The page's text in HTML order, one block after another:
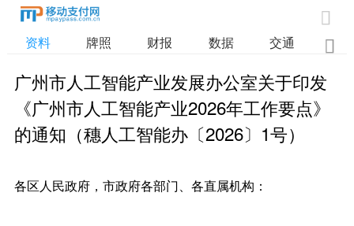

资料 牌照 财报 数据 交通 
广州市人工智能产业发展办公室关于印发
《广州市人工智能产业2026年工作要点》
的通知（穗人工智能办〔2026〕1号）
各区人民政府，市政府各部门、各直属机构：